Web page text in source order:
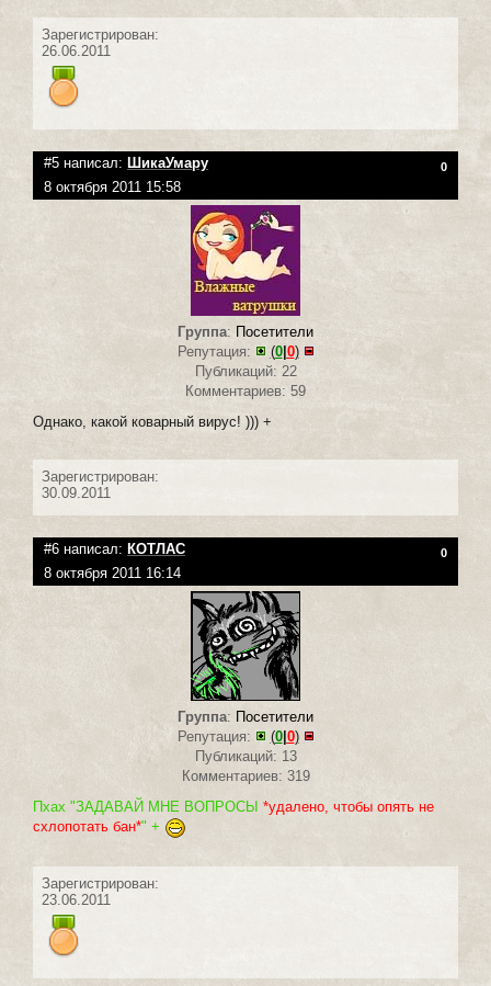
Зарегистрирован:
26.06.2011
#5 написал: ШикаУмару 0
8 октября 2011 15:58
Группа: Посетители
Репутация:
(0| 0)
Публикаций: 22
Комментариев: 59
Однако, какой коварный вирус! ))) +
Зарегистрирован:
30.09.2011
#6 написал: КОТЛАС 0
8 октября 2011 16:14
Группа: Посетители
Репутация:
(0| 0)
Публикаций: 13
Комментариев: 319
Пхах "ЗАДАВАЙ МНЕ ВОПРОСЫ *удалено, чтобы опять не
схлопотать бан*" +
Зарегистрирован:
23.06.2011